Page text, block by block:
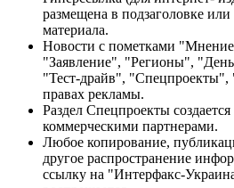
размещена в подзаголовке
материала.
Новости с пометками
"Заявление", "Регионы",
"Тест-драйв",
правах рекламы.
Раздел Спецпроекты
коммерческими партнерами.
Любое копирование,
другое распространение
ссылку на "Интерфакс-